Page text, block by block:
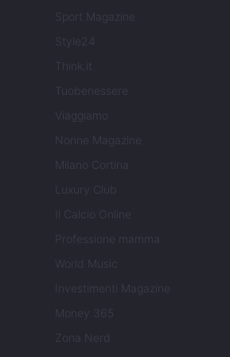
Sport Magazine
Style24
Think.it
Tuobenessere
Viaggiamo
Nonne Magazine
Milano Cortina
Luxury Club
Il Calcio Online
Professione mamma
World Music
Investimenti Magazine
Money 365
Zona Nerd